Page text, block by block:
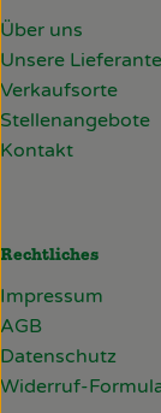
Über uns
Unsere
Verkaufsorte
Stellenangebote
Kontakt
Rechtliches
Impressum
AGB
Datenschutz
Widerruf-